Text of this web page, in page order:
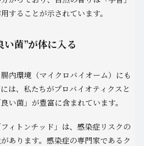
することが示されています。
菌”が体に入る
内環境（マイクロバイオーム）にも
は、私たちがプロバイオティクスと
い菌」が豊富に含まれています。
ィトンチッド」は、感染症リスクの
あります。感染症の専門家であるク